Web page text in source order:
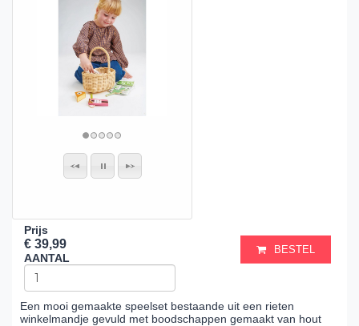
Prijs
€ 39,99
AANTAL
BESTEL
Een mooi gemaakte speelset bestaande uit een rieten
winkelmandje gevuld met boodschappen gemaakt van hout